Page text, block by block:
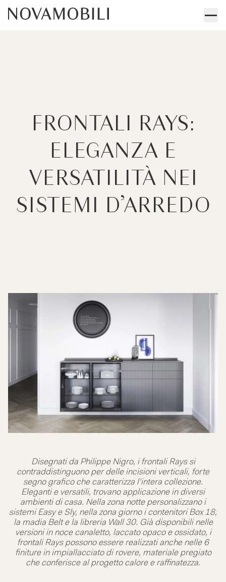
FRONTALI RAYS:
ELEGANZA E
VERSATILITÀ NEI
SISTEMI D’ARREDO
Disegnati da Philippe Nigro, i frontali Rays si
contraddistinguono per delle incisioni verticali, forte
segno grafico che caratterizza l’intera collezione.
Eleganti e versatili, trovano applicazione in diversi
ambienti di casa. Nella zona notte personalizzano i
sistemi Easy e Sly, nella zona giorno i contenitori Box 18,
la madia Belt e la libreria Wall 30. Già disponibili nelle
versioni in noce canaletto, laccato opaco e ossidato, i
frontali Rays possono essere realizzati anche nelle 6
finiture in impiallacciato di rovere, materiale pregiato
che conferisce al progetto calore e raffinatezza.